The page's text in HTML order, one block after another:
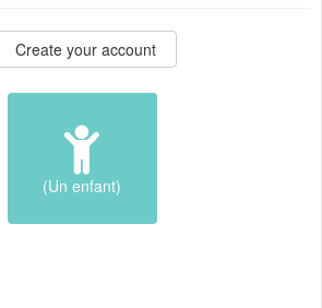
Create your account
(Un enfant)